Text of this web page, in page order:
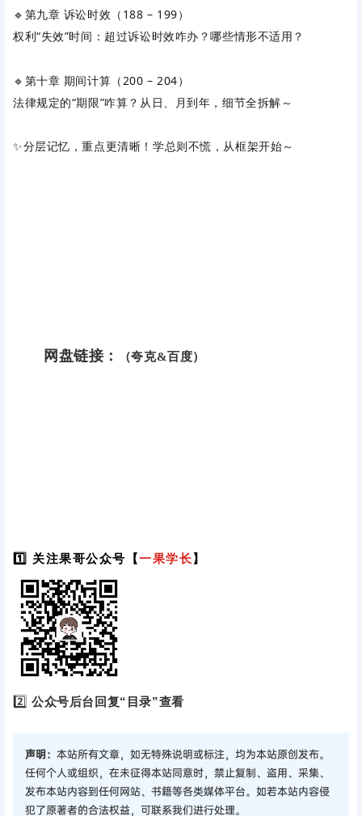
🔹第九章 诉讼时效（188 – 199）
权利“失效”时间：超过诉讼时效咋办？哪些情形不适用？
🔹第十章 期间计算（200 – 204）
法律规定的“期限”咋算？从日、月到年，细节全拆解～
✨分层记忆，重点更清晰！学总则不慌，从框架开始～
网盘链接： （夸克&百度）
1️⃣ 关注果哥公众号【一果学长】
2️⃣公众号后台回复“目录”查看
声明： 本站所有文章，如无特殊说明或标注，均为本站原创发布。
任何个人或组织，在未征得本站同意时，禁止复制、盗用、采集、
发布本站内容到任何网站、书籍等各类媒体平台。如若本站内容侵
犯了原著者的合法权益，可联系我们进行处理。